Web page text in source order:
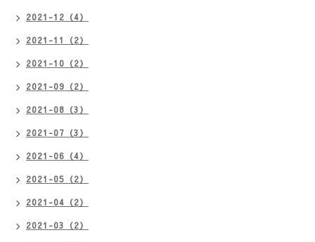
2021-12（4）
2021-11（2）
2021-10（2）
2021-09（2）
2021-08（3）
2021-07（3）
2021-06（4）
2021-05（2）
2021-04（2）
2021-03（2）